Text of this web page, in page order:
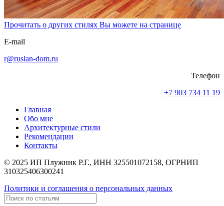
Прочитать о других стилях Вы можете на странице
E-mail
r@ruslan-dom.ru
Телефон
+7 903 734 11 19
Главная
Обо мне
Архитектурные стили
Рекомендации
Контакты
© 2025 ИП Плужник Р.Г., ИНН 325501072158, ОГРНИП
310325406300241
Политики и соглашения о персональных данных